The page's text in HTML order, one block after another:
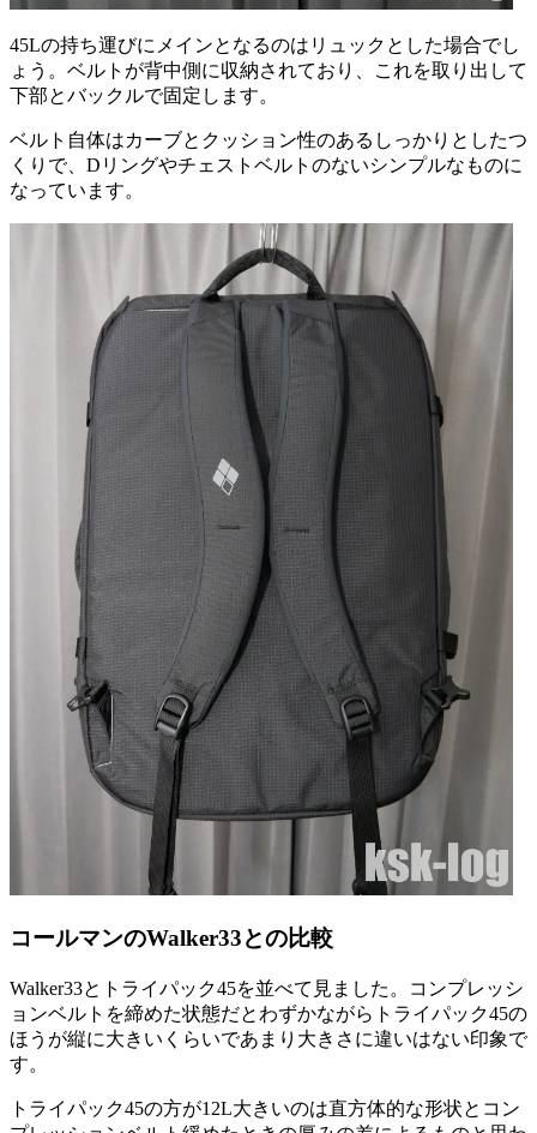
45Lの持ち運びにメインとなるのはリュックとした場合でし
ょう。ベルトが背中側に収納されており、これを取り出して
下部とバックルで固定します。
ベルト自体はカーブとクッション性のあるしっかりとしたつ
くりで、Dリングやチェストベルトのないシンプルなものに
なっています。
コールマンのWalker33との比較
Walker33とトライパック45を並べて見ました。コンプレッシ
ョンベルトを締めた状態だとわずかながらトライパック45の
ほうが縦に大きいくらいであまり大きさに違いはない印象で
す。
トライパック45の方が12L大きいのは直方体的な形状とコン